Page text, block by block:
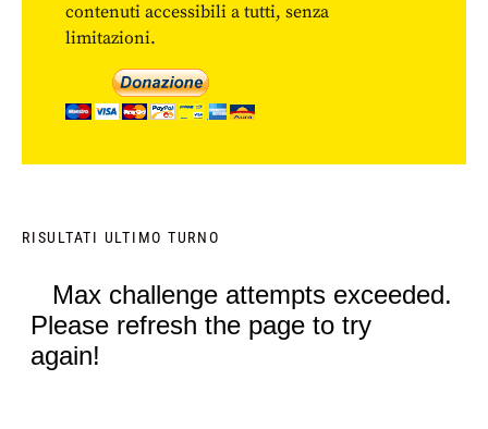
contenuti accessibili a tutti, senza
limitazioni.
RISULTATI ULTIMO TURNO